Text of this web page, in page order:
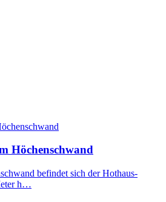
Höchenschwand
befindet sich der Hothaus-
h…